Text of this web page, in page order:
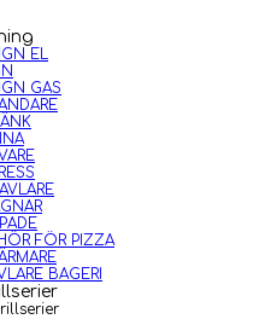
EL
GAS
FÖR PIZZA
BAGERI